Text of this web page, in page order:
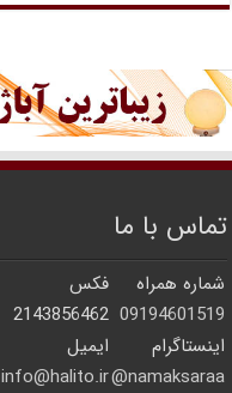
تماس با ما
شماره همراه
فکس
09194601519
2143856462
اینستاگرام
ایمیل
namaksaraa@
info@halito.ir